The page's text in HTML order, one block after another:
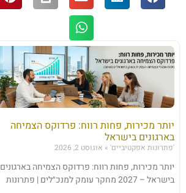
יותר מכירות, פחות רווח: פרדוקס הצמיחה
בארגונים בישראל
'פתרונות אפקטיביים' אוגוסט 2, 2026
יותר מכירות, פחות רווח: פרדוקס הצמיחה בארגונים
בישראל – 2027 מחקר עומק למנכ״לים | פתרונות